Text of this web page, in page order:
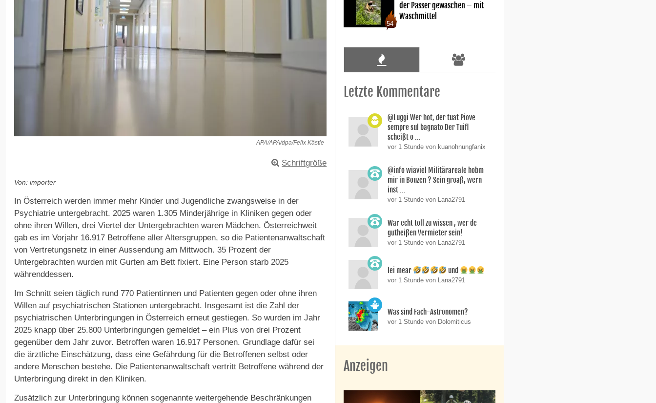
APA/APA/dpa/Felix Kästle
Schriftgröße
Von: importer
In Österreich werden immer mehr Kinder und Jugendliche zwangsweise in der
Psychiatrie untergebracht. 2025 waren 1.305 Minderjährige in Kliniken gegen oder
ohne ihren Willen, drei Viertel der Untergebrachten waren Mädchen. Österreichweit
gab es im Vorjahr 16.917 Betroffene aller Altersgruppen, so die Patientenanwaltschaft
von Vertretungsnetz in einer Aussendung am Mittwoch. 35 Prozent der
Untergebrachten wurden mit Gurten am Bett fixiert. Eine Person starb 2025
währenddessen.
Im Schnitt seien täglich rund 770 Patientinnen und Patienten gegen oder ohne ihren
Willen auf psychiatrischen Stationen untergebracht. Insgesamt ist die Zahl der
psychiatrischen Unterbringungen in Österreich erneut gestiegen. So wurden im Jahr
2025 knapp über 25.800 Unterbringungen gemeldet – ein Plus von drei Prozent
gegenüber dem Jahr zuvor. Betroffen waren 16.917 Personen. Grundlage dafür sei
die ärztliche Einschätzung, dass eine Gefährdung für die Betroffenen selbst oder
andere Menschen bestehe. Die Patientenanwaltschaft vertritt Betroffene während der
Unterbringung direkt in den Kliniken.
Zusätzlich zur Unterbringung können sogenannte weitergehende Beschränkungen
54
der Passer gewaschen – mit
Waschmittel
Letzte Kommentare
@Luggi Wer hot, der tuat Piove
sempre sul bagnato Der Tuifl
scheißt o ...
vor 1 Stunde von kuanohnungfanix
@info wiaviel Militärareale hobm
mir in Bouzen ? Sein groaß, wern
inst ...
vor 1 Stunde von Lana2791
War echt toll zu wissen , wer de
gutheißen Vermieter sein!
vor 1 Stunde von Lana2791
lei mear und
vor 1 Stunde von Lana2791
Was sind Fach-Astronomen?
vor 1 Stunde von Dolomiticus
Anzeigen